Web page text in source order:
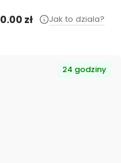
0.00 zł Jak to dziala?
24 godziny